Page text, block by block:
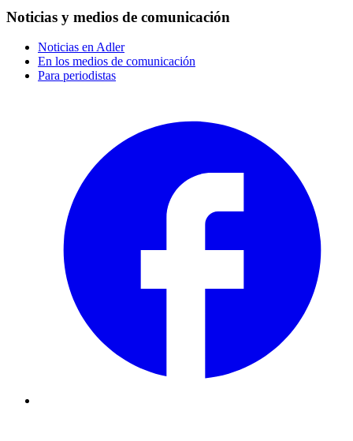
Noticias y medios de comunicación
Noticias en Adler
En los medios de comunicación
Para periodistas